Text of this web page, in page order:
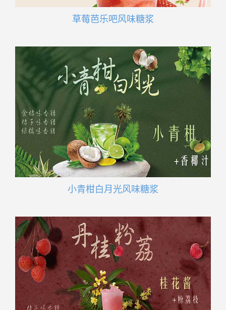
草莓芭乐吧风味糖浆
小青柑白月光风味糖浆